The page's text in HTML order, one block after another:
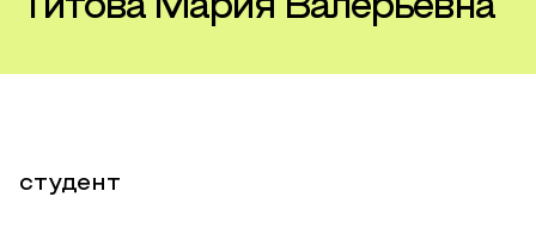
Титова Мария Валерьевна
студент